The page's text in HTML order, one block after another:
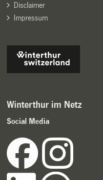
Disclaimer
Impressum
Winterthur im Netz
Social Media